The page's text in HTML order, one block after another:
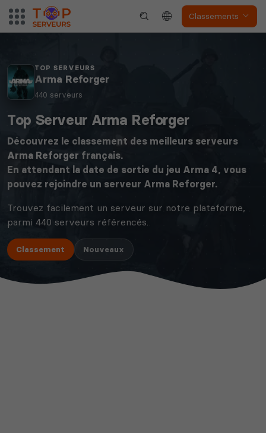
Classements
TOP SERVEURS
Arma Reforger
440 serveurs
Top Serveur Arma Reforger
Découvrez le classement des meilleurs serveurs
Arma Reforger français.
En attendant la date de sortie du jeu Arma 4, vous
pouvez rejoindre un serveur Arma Reforger.
Trouvez facilement un serveur sur notre plateforme,
parmi 440 serveurs référencés.
Classement Nouveaux